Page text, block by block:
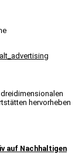
hervorheben
auf Nachhaltigen